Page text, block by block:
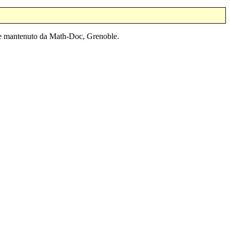
mantenuto da Math-Doc, Grenoble.